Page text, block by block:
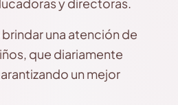
una atención de
que diariamente
un mejor